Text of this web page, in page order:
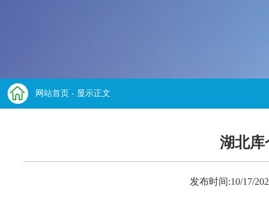
网站首页 - 显示正文
湖北库
发布时间:10/17/